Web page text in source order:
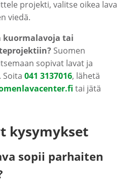
projekti, valitse oikea lava
viedä.
tai
Suomen
sopivat lavat ja
041 3137016, lähetä
tai jätä
kysymykset
sopii parhaiten